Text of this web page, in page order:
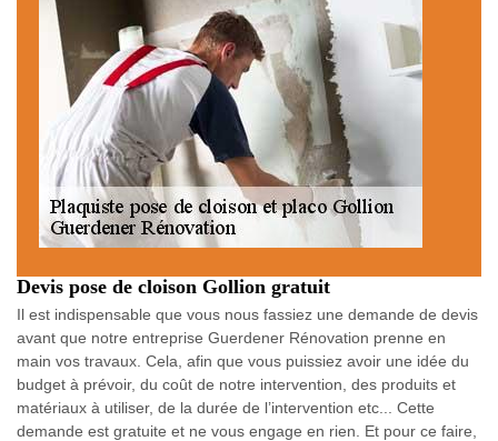
Devis pose de cloison Gollion gratuit
Il est indispensable que vous nous fassiez une demande de devis
avant que notre entreprise Guerdener Rénovation prenne en
main vos travaux. Cela, afin que vous puissiez avoir une idée du
budget à prévoir, du coût de notre intervention, des produits et
matériaux à utiliser, de la durée de l’intervention etc... Cette
demande est gratuite et ne vous engage en rien. Et pour ce faire,